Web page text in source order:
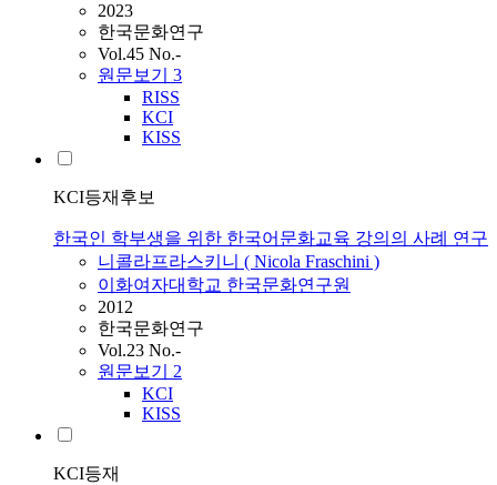
2023
한국문화연구
Vol.45 No.-
원문보기 3
RISS
KCI
KISS
KCI등재후보
한국인 학부생을 위한 한국어문화교육 강의의 사례 연구
니콜라프라스키니 ( Nicola Fraschini )
이화여자대학교 한국문화연구원
2012
한국문화연구
Vol.23 No.-
원문보기 2
KCI
KISS
KCI등재